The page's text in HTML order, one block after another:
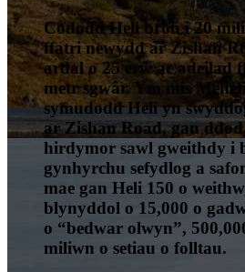
Cododd Heli bron i 20
ffatri newydd ar Zishan
ardal o 25 erw ac adeilad
metr sgwâr. Ym mis
symudodd Heli yn
ar Zishan Road, gan
hirdymor sawl gweithdy i
gynhyrchu sefydlog a
mae gan Heli 150 o
blynyddol o 15,000 o
o “bedwar olwyn”,
miliwn o setiau o folltau.